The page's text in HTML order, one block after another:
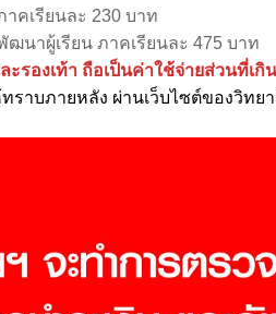
คเรียนละ 230 บาท
นาผู้เรียน ภาคเรียนละ 475 บาท
ะรองเท้า ถือเป็นค่าใช้จ่ายส่วนที่
ราบภายหลัง ผ่านเว็บไซต์ของวิทยา